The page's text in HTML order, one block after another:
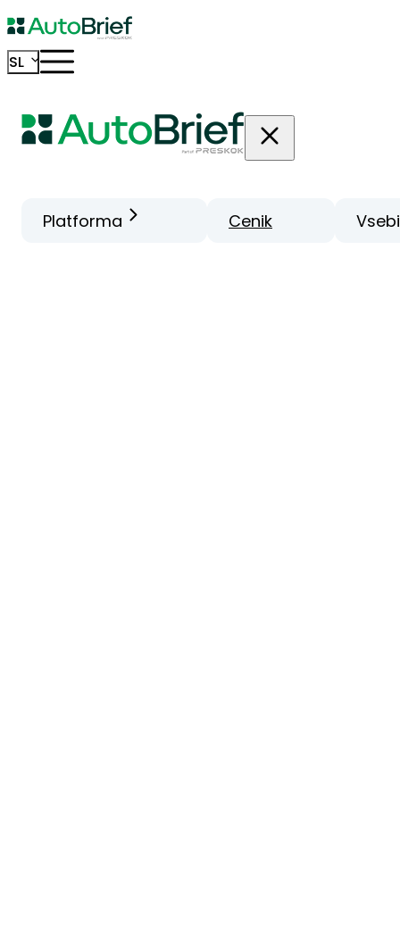
SL
Platforma Cenik